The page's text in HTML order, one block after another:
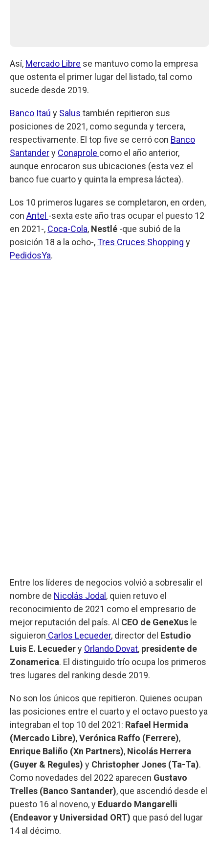
Así, Mercado Libre se mantuvo como la empresa
que ostenta el primer lugar del listado, tal como
sucede desde 2019.
Banco Itaú y Salus también repitieron sus
posiciones de 2021, como segunda y tercera,
respectivamente. El top five se cerró con Banco
Santandery Conaprole como el año anterior,
aunque enrocaron sus ubicaciones (esta vez el
banco fue cuarto y quinta la empresa láctea).
Los 10 primeros lugares se completaron, en orden,
con Antel -sexta este año tras ocupar el puesto 12
en 2021-, Coca-Cola, Nestlé -que subió de la
posición 18 a la ocho-,Tres Cruces Shopping y
PedidosYa.
Entre los líderes de negocios volvió a sobresalir el
nombre de Nicolás Jodal , quien retuvo el
reconocimiento de 2021 como el empresario de
mejor reputación del país. Al CEO de GeneXus le
siguieron Carlos Lecueder, director del Estudio
Luis E. Lecuedery Orlando Dovat, presidente de
Zonamerica. El distinguido trío ocupa los primeros
tres lugares del ranking desde 2019.
No son los únicos que repitieron. Quienes ocupan
las posiciones entre el cuarto y el octavo puesto ya
integraban el top 10 del 2021: Rafael Hermida
(Mercado Libre),Verónica Raffo (Ferrere),
Enrique Baliño (Xn Partners), Nicolás Herrera
(Guyer & Regules) y Christopher Jones (Ta-Ta).
Como novedades del 2022 aparecen Gustavo
Trelles (Banco Santander), que ascendió desde el
puesto 16 al noveno, y Eduardo Mangarelli
(Endeavor y Universidad ORT) que pasó del lugar
14 al décimo.